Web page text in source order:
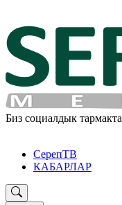
Биз социалдык тармакта
СерепТВ
КАБАРЛАР